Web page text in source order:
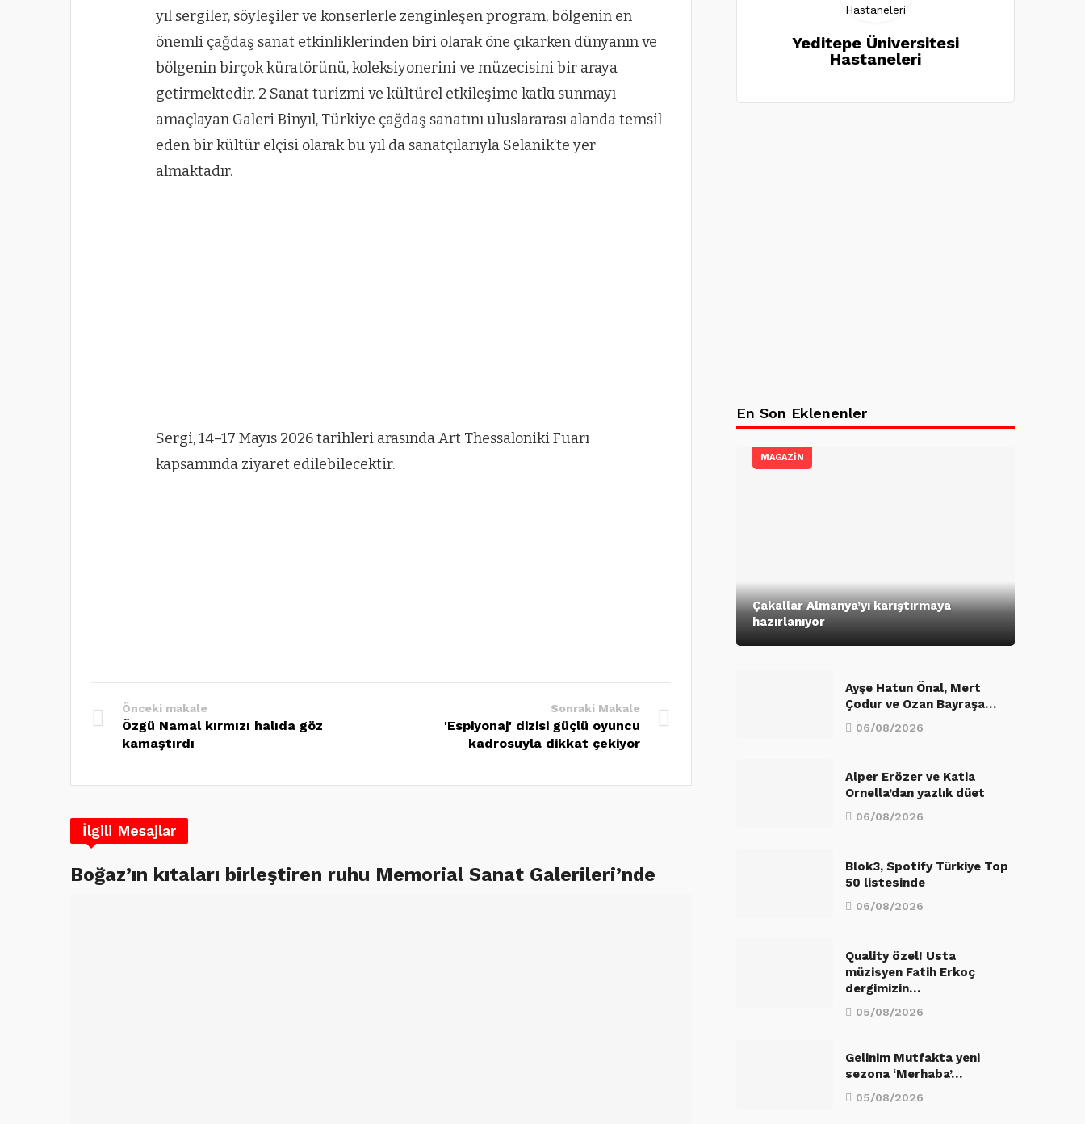
yıl sergiler, söyleşiler ve konserlerle zenginleşen program, bölgenin en
önemli çağdaş sanat etkinliklerinden biri olarak öne çıkarken dünyanın ve
bölgenin birçok küratörünü, koleksiyonerini ve müzecisini bir araya
getirmektedir. 2 Sanat turizmi ve kültürel etkileşime katkı sunmayı
amaçlayan Galeri Binyıl, Türkiye çağdaş sanatını uluslararası alanda temsil
eden bir kültür elçisi olarak bu yıl da sanatçılarıyla Selanik’te yer
almaktadır.
Sergi, 14–17 Mayıs 2026 tarihleri arasında Art Thessaloniki Fuarı
kapsamında ziyaret edilebilecektir.
Önceki makale
Özgü Namal kırmızı halıda göz
kamaştırdı
Sonraki Makale
'Espiyonaj' dizisi güçlü oyuncu
kadrosuyla dikkat çekiyor
İlgili Mesajlar
Boğaz’ın kıtaları birleştiren ruhu Memorial Sanat Galerileri’nde
Yeditepe Üniversitesi
Hastaneleri
En Son Eklenenler
MAGAZİN
Çakallar Almanya’yı karıştırmaya
hazırlanıyor
Ayşe Hatun Önal, Mert
Çodur ve Ozan Bayraşa…
06/08/2026
Alper Erözer ve Katia
Ornella’dan yazlık düet
06/08/2026
Blok3, Spotify Türkiye Top
50 listesinde
06/08/2026
Quality özel! Usta
müzisyen Fatih Erkoç
dergimizin…
05/08/2026
Gelinim Mutfakta yeni
sezona ‘Merhaba’…
05/08/2026